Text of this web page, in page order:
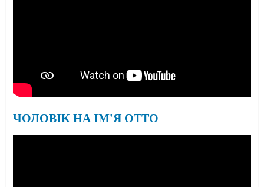
ЧОЛОВІК НА ІМ'Я ОТТО